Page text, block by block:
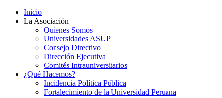
Inicio
La Asociación
Quienes Somos
Universidades ASUP
Consejo Directivo
Dirección Ejecutiva
Comités Intrauniversitarios
¿Qué Hacemos?
Incidencia Política Pública
Fortalecimiento de la Universidad Peruana